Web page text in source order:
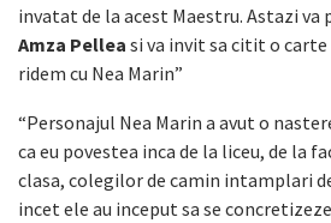
invatat de la acest Maestru. Astazi va
Amza Pellea si va invit sa citit o
ridem cu Nea Marin”
“Personajul Nea Marin a avut o
ca eu povestea inca de la liceu, de la
clasa, colegilor de camin intamplari
incet ele au inceput sa se